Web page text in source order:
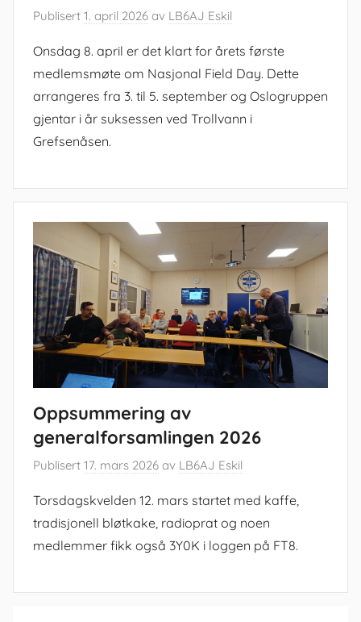
Publisert 1. april 2026 av LB6AJ Eskil
Onsdag 8. april er det klart for årets første
medlemsmøte om Nasjonal Field Day. Dette
arrangeres fra 3. til 5. september og Oslogruppen
gjentar i år suksessen ved Trollvann i
Grefsenåsen.
Oppsummering av
generalforsamlingen 2026
Publisert 17. mars 2026 av LB6AJ Eskil
Torsdagskvelden 12. mars startet med kaffe,
tradisjonell bløtkake, radioprat og noen
medlemmer fikk også 3Y0K i loggen på FT8.